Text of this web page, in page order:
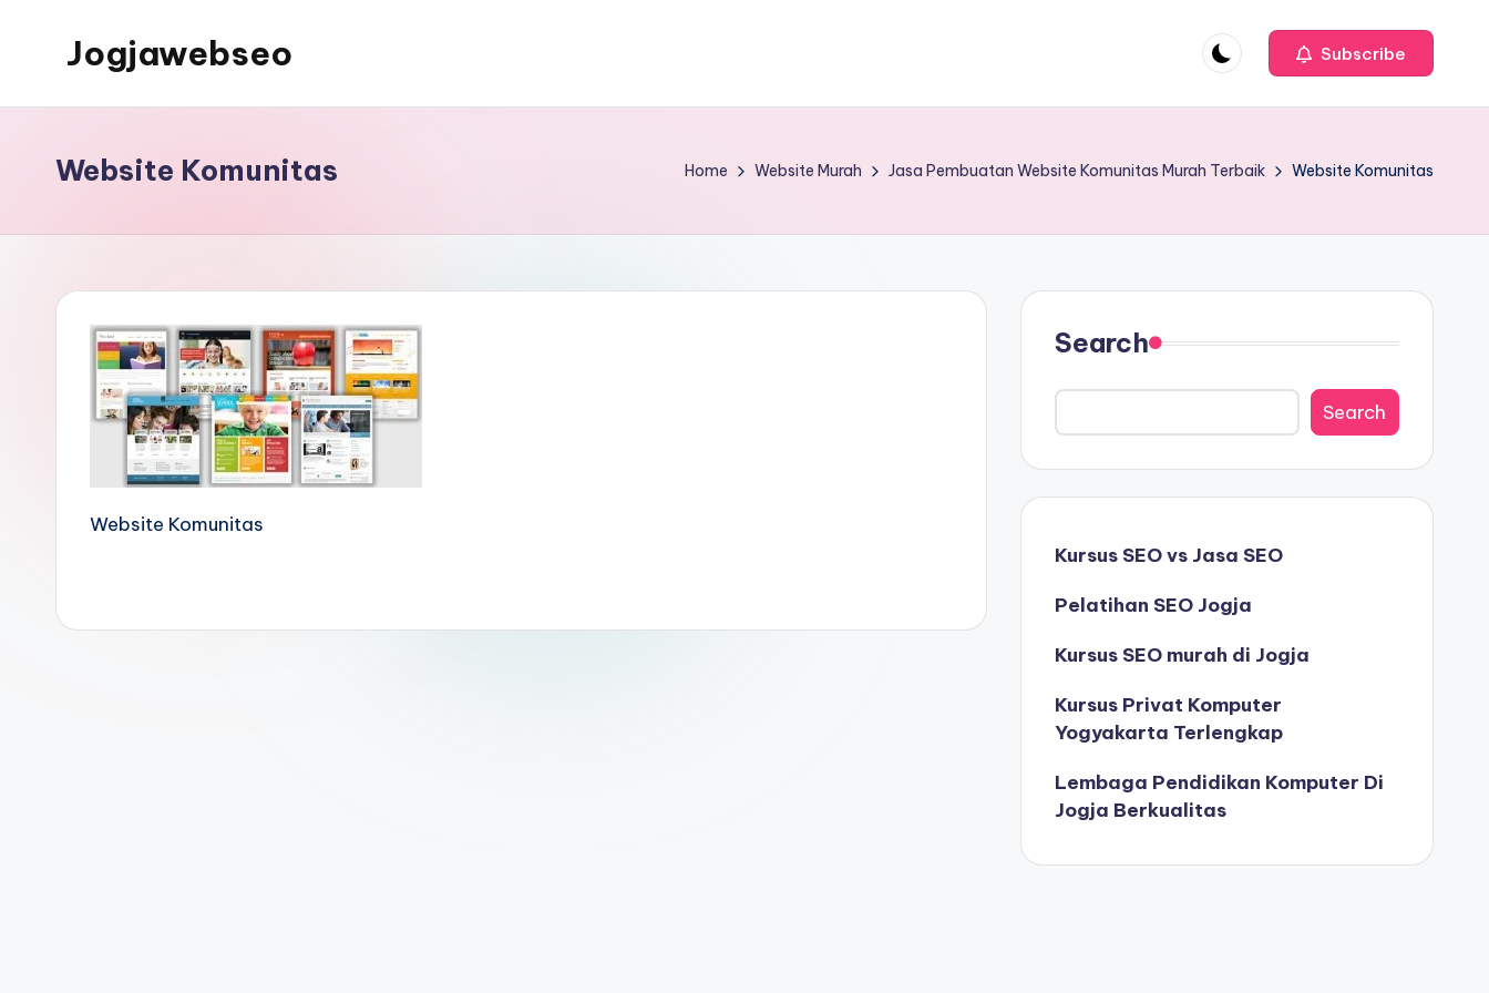
Jogjawebseo Subscribe
Website Komunitas Home Website Murah Jasa Pembuatan Website Komunitas Murah Terbaik Website Komunitas
Website Komunitas
Search
Search
Kursus SEO vs Jasa SEO
Pelatihan SEO Jogja
Kursus SEO murah di Jogja
Kursus Privat Komputer
Yogyakarta Terlengkap
Lembaga Pendidikan Komputer Di
Jogja Berkualitas